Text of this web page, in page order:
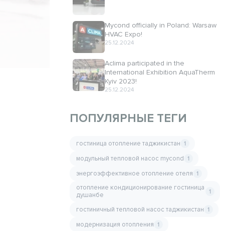
Mycond officially in Poland: Warsaw
HVAC Expo!
25.12.2024
Aclima participated in the
International Exhibition AquaTherm
Kyiv 2023!
25.12.2024
ПОПУЛЯРНЫЕ ТЕГИ
гостиница отопление таджикистан 1
модульный тепловой насос mycond 1
энергоэффективное отопление отеля 1
отопление кондиционирование гостиница
душанбе
1
гостиничный тепловой насос таджикистан 1
модернизация отопления 1